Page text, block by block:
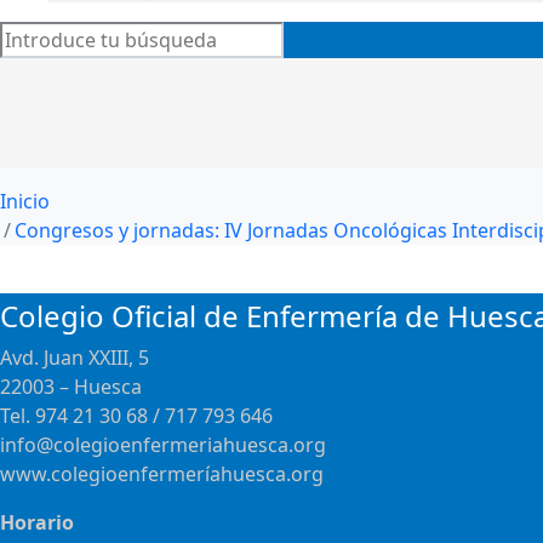
Inicio
Congresos y jornadas: IV Jornadas Oncológicas
Colegio Oficial de Enfermería de
Avd. Juan XXIII, 5
22003 – Huesca
Tel. 974 21 30 68 / 717 793 646
info@colegioenfermeriahuesca.org
www.colegioenfermeríahuesca.org
Horario